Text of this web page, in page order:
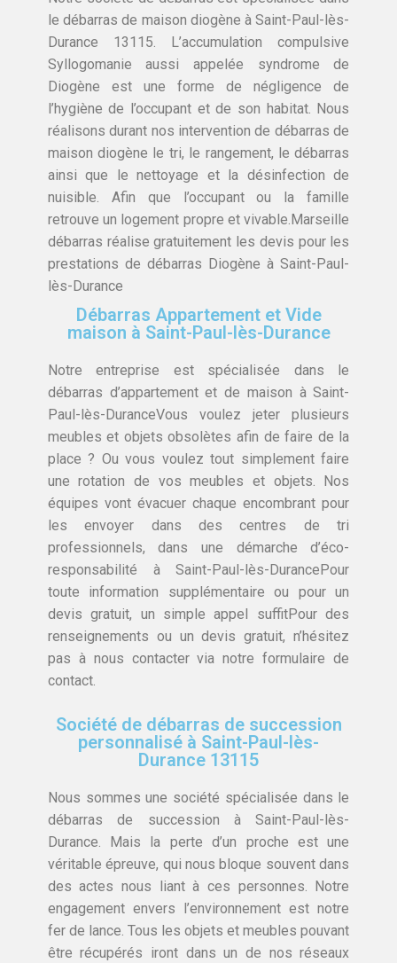
le débarras de maison diogène à Saint-Paul-lès-
Durance 13115. L’accumulation compulsive
Syllogomanie aussi appelée syndrome de
Diogène est une forme de négligence de
l’hygiène de l’occupant et de son habitat. Nous
réalisons durant nos intervention de débarras de
maison diogène le tri, le rangement, le débarras
ainsi que le nettoyage et la désinfection de
nuisible. Afin que l’occupant ou la famille
retrouve un logement propre et vivable.Marseille
débarras réalise gratuitement les devis pour les
prestations de débarras Diogène à Saint-Paul-
lès-Durance
Débarras Appartement et Vide
maison à Saint-Paul-lès-Durance
Notre entreprise est spécialisée dans le
débarras d’appartement et de maison à Saint-
Paul-lès-DuranceVous voulez jeter plusieurs
meubles et objets obsolètes afin de faire de la
place ? Ou vous voulez tout simplement faire
une rotation de vos meubles et objets. Nos
équipes vont évacuer chaque encombrant pour
les envoyer dans des centres de tri
professionnels, dans une démarche d’éco-
responsabilité à Saint-Paul-lès-DurancePour
toute information supplémentaire ou pour un
devis gratuit, un simple appel suffitPour des
renseignements ou un devis gratuit, n’hésitez
pas à nous contacter via notre formulaire de
contact.
Société de débarras de succession
personnalisé à Saint-Paul-lès-
Durance 13115
Nous sommes une société spécialisée dans le
débarras de succession à Saint-Paul-lès-
Durance. Mais la perte d’un proche est une
véritable épreuve, qui nous bloque souvent dans
des actes nous liant à ces personnes. Notre
engagement envers l’environnement est notre
fer de lance. Tous les objets et meubles pouvant
être récupérés iront dans un de nos réseaux